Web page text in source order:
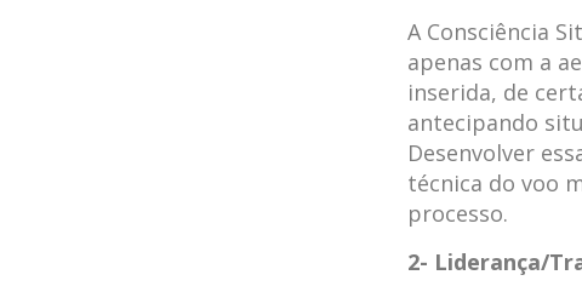
A Consciência
apenas com a
inserida, de
antecipando
Desenvolver
técnica do voo
processo.
2- Liderança/